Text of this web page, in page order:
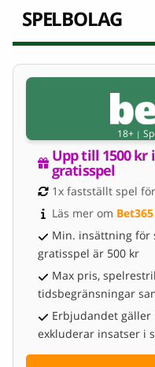
SPELBOLAG
18+ |
Upp till 1500 kr
gratisspel
1x fastställt spel
Läs mer om Bet365
Min. insättning för
gratisspel är 500 kr
Max pris,
tidsbegränsningar
Erbjudandet
exkluderar insatser i